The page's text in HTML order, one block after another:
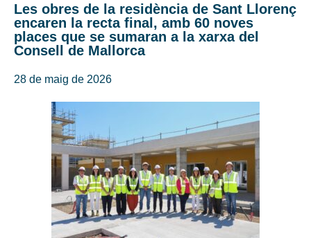
Les obres de la residència de Sant Llorenç
encaren la recta final, amb 60 noves
places que se sumaran a la xarxa del
Consell de Mallorca
28 de maig de 2026